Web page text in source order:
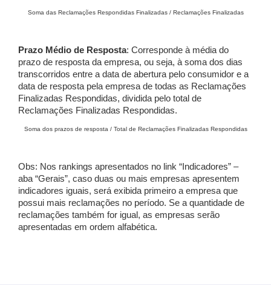
Soma das Reclamações Respondidas Finalizadas / Reclamações Finalizadas
Prazo Médio de Resposta: Corresponde à média do
prazo de resposta da empresa, ou seja, à soma dos dias
transcorridos entre a data de abertura pelo consumidor e a
data de resposta pela empresa de todas as Reclamações
Finalizadas Respondidas, dividida pelo total de
Reclamações Finalizadas Respondidas.
Soma dos prazos de resposta / Total de Reclamações Finalizadas Respondidas
Obs: Nos rankings apresentados no link “Indicadores” –
aba “Gerais”, caso duas ou mais empresas apresentem
indicadores iguais, será exibida primeiro a empresa que
possui mais reclamações no período. Se a quantidade de
reclamações também for igual, as empresas serão
apresentadas em ordem alfabética.